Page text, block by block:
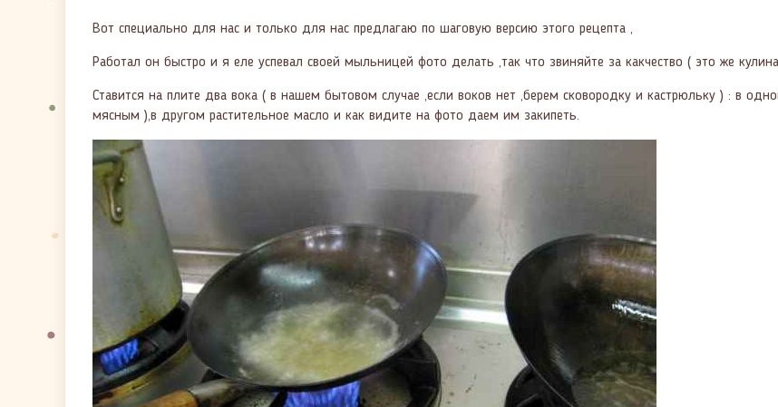
Вот специально для нас и только для нас предлагаю по шаговую версию этого рецепта ,
Работал он быстро и я еле успевал своей мыльницей фото делать ,так что звиняйте за какчество ( это же
Ставится на плите два вока ( в нашем бытовом случае ,если воков нет ,берем сковородку и кастрюльку ) : в
мясным ),в другом растительное масло и как видите на фото даем им закипеть.